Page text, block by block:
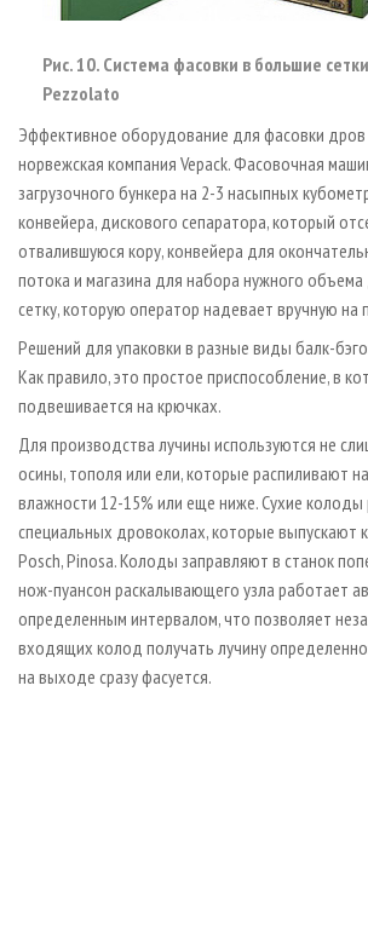
Рис. 10. Система фасовки в большие
Pezzolato
Эффективное оборудование для фасовки дров
норвежская компания Vepack. Фасовочная
загрузочного бункера на 2-3 насыпных
конвейера, дискового сепаратора, который
отвалившуюся кору, конвейера для
потока и магазина для набора нужного
сетку, которую оператор надевает вручную на
Решений для упаковки в разные виды балк-
Как правило, это простое приспособление, в
подвешивается на крючках.
Для производства лучины используются не
осины, тополя или ели, которые распиливают
влажности 12-15% или еще ниже. Сухие
специальных дровоколах, которые выпускают
Posch, Pinosa. Колоды заправляют в станок
нож-пуансон раскалывающего узла работает
определенным интервалом, что позволяет
входящих колод получать лучину
на выходе сразу фасуется.